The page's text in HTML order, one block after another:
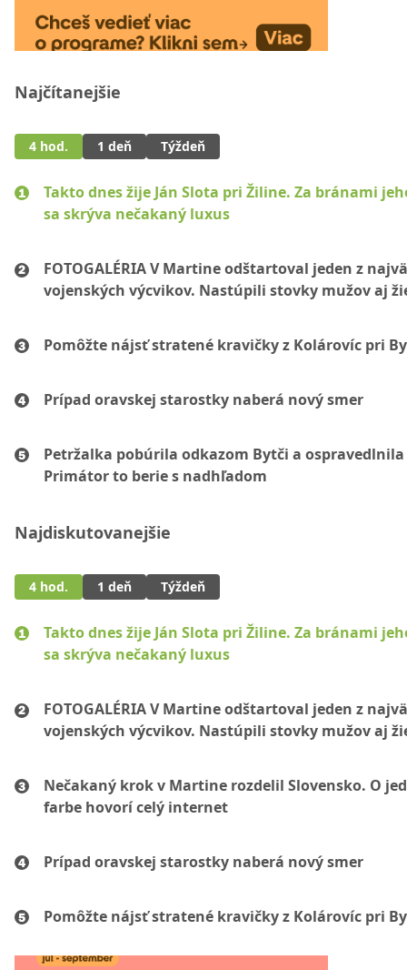
Najčítanejšie
4 hod. 1 deň Týždeň
Takto dnes žije Ján Slota pri Žiline. Za bránami
sa skrýva nečakaný luxus
FOTOGALÉRIA V Martine odštartoval jeden z
vojenských výcvikov. Nastúpili stovky mužov aj
Pomôžte nájsť stratené kravičky z Kolárovíc pri
Prípad oravskej starostky naberá nový smer
Petržalka pobúrila odkazom Bytči a ospravedlnila
Primátor to berie s nadhľadom
Najdiskutovanejšie
4 hod. 1 deň Týždeň
Takto dnes žije Ján Slota pri Žiline. Za bránami
sa skrýva nečakaný luxus
FOTOGALÉRIA V Martine odštartoval jeden z
vojenských výcvikov. Nastúpili stovky mužov aj
Nečakaný krok v Martine rozdelil Slovensko. O
farbe hovorí celý internet
Prípad oravskej starostky naberá nový smer
Pomôžte nájsť stratené kravičky z Kolárovíc pri